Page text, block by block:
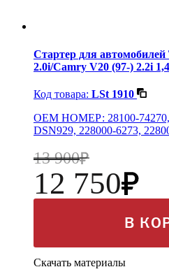
Стартер для
2.0i/Camry V20 (97-) 2.2i
Код товара: LSt 1910
OEM НОМЕР: 28100-74270,
DSN929, 228000-6273,
13 900
12 750
В
Скачать материалы